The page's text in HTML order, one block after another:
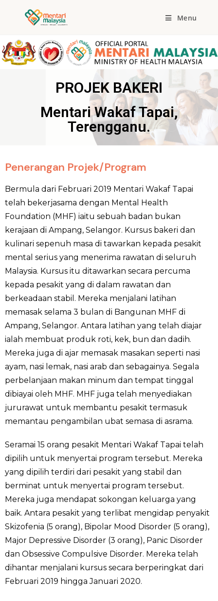
Menu
PROJEK BAKERI
Mentari Wakaf Tapai,
Terengganu.
Penerangan Projek/Program
Bermula dari Februari 2019 Mentari Wakaf Tapai
telah bekerjasama dengan Mental Health
Foundation (MHF) iaitu sebuah badan bukan
kerajaan di Ampang, Selangor. Kursus bakeri dan
kulinari sepenuh masa di tawarkan kepada pesakit
mental serius yang menerima rawatan di seluruh
Malaysia. Kursus itu ditawarkan secara percuma
kepada pesakit yang di dalam rawatan dan
berkeadaan stabil. Mereka menjalani latihan
memasak selama 3 bulan di Bangunan MHF di
Ampang, Selangor. Antara latihan yang telah diajar
ialah membuat produk roti, kek, bun dan dadih.
Mereka juga di ajar memasak masakan seperti nasi
ayam, nasi lemak, nasi arab dan sebagainya. Segala
perbelanjaan makan minum dan tempat tinggal
dibiayai oleh MHF. MHF juga telah menyediakan
jururawat untuk membantu pesakit termasuk
memantau pengambilan ubat semasa di asrama.
Seramai 15 orang pesakit Mentari Wakaf Tapai telah
dipilih untuk menyertai program tersebut. Mereka
yang dipilih terdiri dari pesakit yang stabil dan
berminat untuk menyertai program tersebut.
Mereka juga mendapat sokongan keluarga yang
baik. Antara pesakit yang terlibat mengidap penyakit
Skizofenia (5 orang), Bipolar Mood Disorder (5 orang),
Major Depressive Disorder (3 orang), Panic Disorder
dan Obsessive Compulsive Disorder. Mereka telah
dihantar menjalani kursus secara berperingkat dari
Februari 2019 hingga Januari 2020.